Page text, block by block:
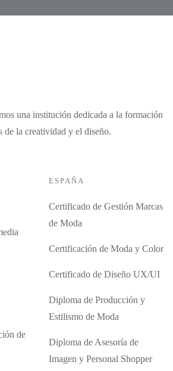
una institución dedicada a la formación
de la creatividad y el diseño.
de
ESPAÑA
Certificado de Gestión Marcas
de Moda
Certificación de Moda y Color
Certificado de Diseño UX/UI
Diploma de Producción y
Estilismo de Moda
Diploma de Asesoría de
Imagen y Personal Shopper